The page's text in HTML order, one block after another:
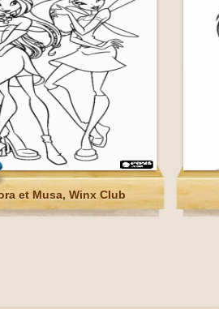
et Musa, Winx Club